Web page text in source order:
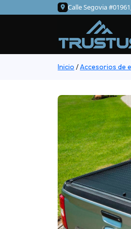
Calle Segovia
Inicio /Accesorios de